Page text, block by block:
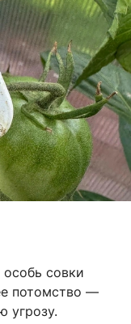
совки
потомство —
угрозу.